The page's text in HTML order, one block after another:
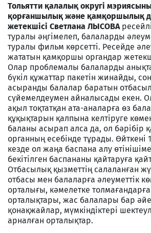
Тольятти қалалық округі
қорғаншылық және қамқоршылық
жетекшісі Светлана ЛЫСОВА
туралы әңгімелеп, балаларды
туралы фильм көрсетті. Ресейде
жататын қамқоршы органдар
Олар проблемалы балаларды
бүкіл құжаттар пакетін жинайды,
асыранды балалар баратын
сүйемелдеумен айналысады екен.
ақыл тоқтатқан ата-аналарға өз
құқықтарын қалпына келтіруге
баланы асырап алса да, ол бәрібір
органның есебінде тұрады. Өйткені
кезде ол жаңа баспана алу
бекітілген баспананы қайтаруға
Отбасылық қызметтің салаланған
отбасы мен балаларға әлеуметтік
орталығы, кәмелетке
орталықтары, жас балалары бар
қонақжайлар, мүмкіндіктері
арналған орталықтар.